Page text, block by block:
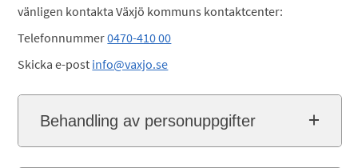
vänligen kontakta Växjö kommuns kontaktcenter:
Telefonnummer0470-410 00
Skicka e-post info@vaxjo.se
Behandling av personuppgifter